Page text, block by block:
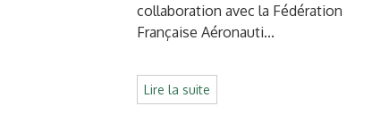
collaboration avec la Fédération
Française Aéronauti...
Lire la suite